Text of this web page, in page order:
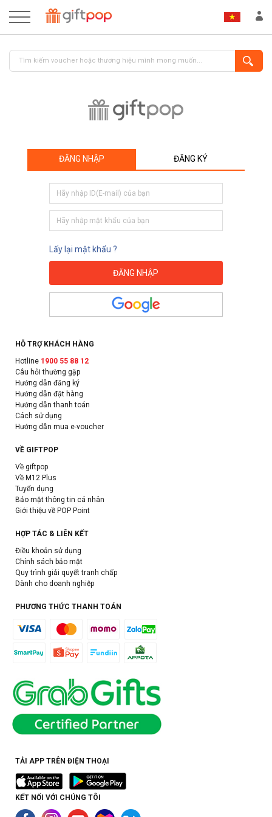
ĐĂNG NHẬP ĐĂNG KÝ
Lấy lại mật khẩu ?
HỖ TRỢ KHÁCH HÀNG
Hotline 1900 55 88 12
Câu hỏi thường gặp
Hướng dẫn đăng ký
Hướng dẫn đặt hàng
Hướng dẫn thanh toán
Cách sử dụng
Hướng dẫn mua e-voucher
VỀ GIFTPOP
Về giftpop
Về M12 Plus
Tuyển dụng
Bảo mật thông tin cá nhân
Giới thiệu về POP Point
HỢP TÁC & LIÊN KẾT
Điều khoản sử dụng
Chính sách bảo mật
Quy trình giải quyết tranh chấp
Dành cho doanh nghiệp
PHƯƠNG THỨC THANH TOÁN
TẢI APP TRÊN ĐIỆN THOẠI
KẾT NỐI VỚI CHÚNG TÔI